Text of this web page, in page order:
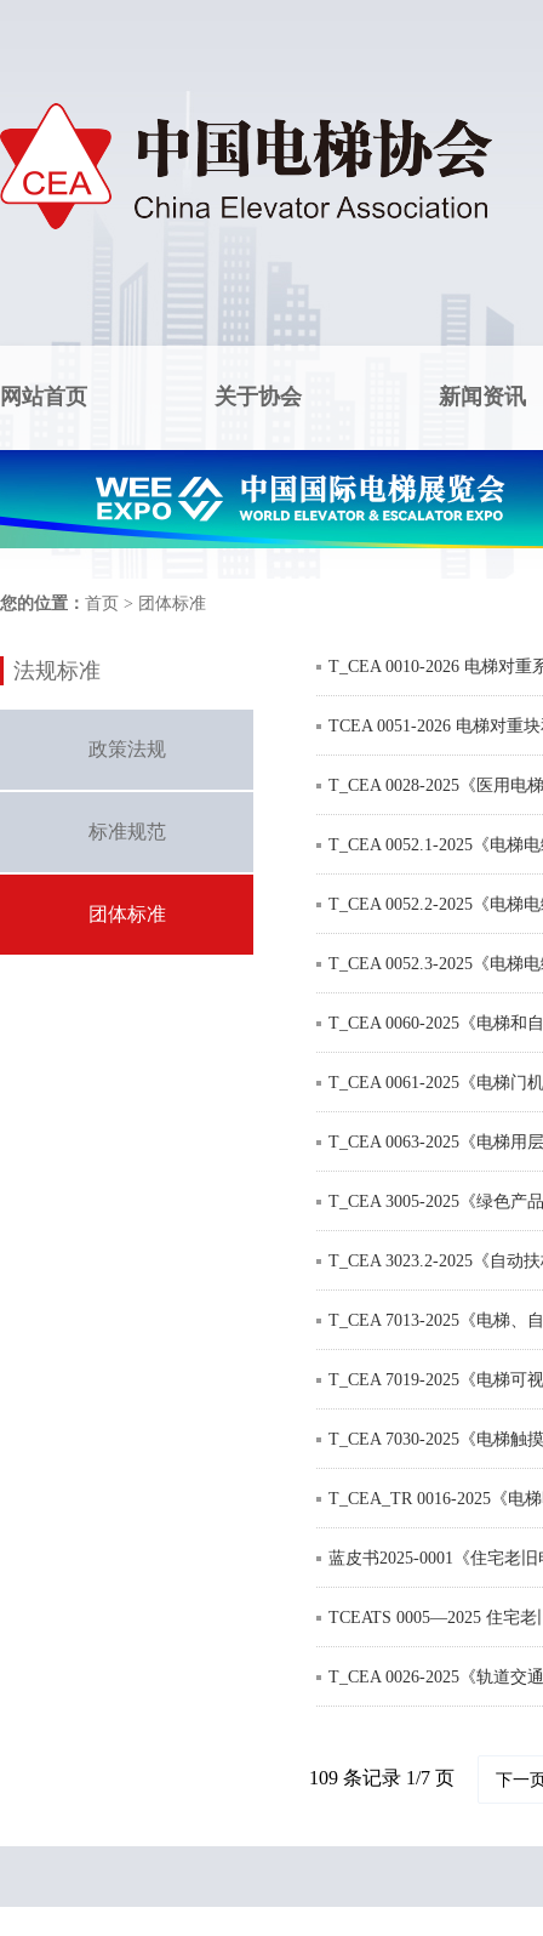
网站首页 关于协会 新闻资讯
您的位置： 首页 > 团体标准
法规标准
政策法规
标准规范
团体标准
T_CEA 0010-2026 电梯对重
TCEA 0051-2026 电梯对重
T_CEA 0028-2025《医用电
T_CEA 0052.1-2025《电梯
T_CEA 0052.2-2025《电梯
T_CEA 0052.3-2025《电梯
T_CEA 0060-2025《电梯和
T_CEA 0061-2025《电梯门
T_CEA 0063-2025《电梯用
T_CEA 3005-2025《绿色产
T_CEA 3023.2-2025《自动
T_CEA 7013-2025《电梯、
T_CEA 7019-2025《电梯可
T_CEA 7030-2025《电梯触
T_CEA_TR 0016-2025《电
蓝皮书2025-0001《住宅老
TCEATS 0005—2025 住宅
T_CEA 0026-2025《轨道交
109 条记录 1/7 页 下一